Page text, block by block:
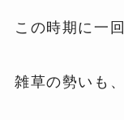
この時期に一
雑草の勢いも